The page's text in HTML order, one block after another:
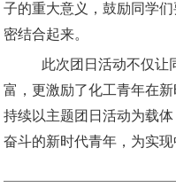
子的重大意义，鼓励同学
密结合起来。
此次团日活动不仅让
富，更激励了化工青年在
持续以主题团日活动为载
奋斗的新时代青年，为实